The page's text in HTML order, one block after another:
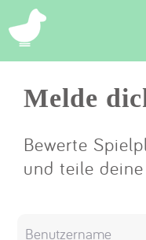
Melde
Bewerte
und teile